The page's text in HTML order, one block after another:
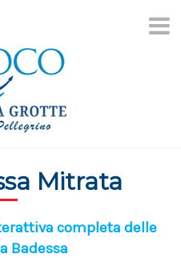
Mitrata
completa delle
Badessa